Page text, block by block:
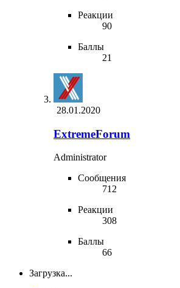
Реакции
90
Баллы
21
28.01.2020
ExtremeForum
Administrator
Сообщения
712
Реакции
308
Баллы
66
Загрузка...